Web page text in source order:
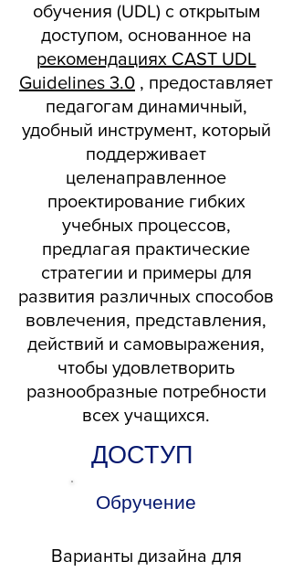
обучения (UDL) с открытым
доступом, основанное на
рекомендациях CAST UDL
Guidelines 3.0 , предоставляет
педагогам динамичный,
удобный инструмент, который
поддерживает
целенаправленное
проектирование гибких
учебных процессов,
предлагая практические
стратегии и примеры для
развития различных способов
вовлечения, представления,
действий и самовыражения,
чтобы удовлетворить
разнообразные потребности
всех учащихся.
ДОСТУП
Обручение
Варианты дизайна для